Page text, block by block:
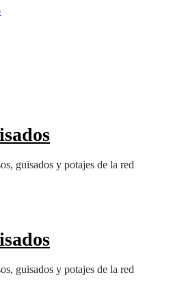
guisados y potajes de la red
guisados y potajes de la red